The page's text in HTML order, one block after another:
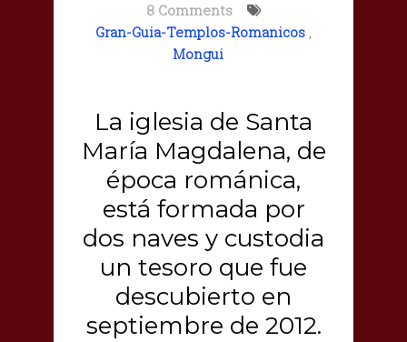
8 Comments
Gran-Guia-Templos-Romanicos ,
Mongui
La iglesia de Santa
María Magdalena, de
época románica,
está formada por
dos naves y custodia
un tesoro que fue
descubierto en
septiembre de 2012.